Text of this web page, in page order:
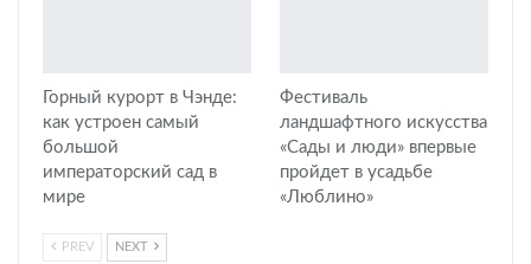
Горный курорт в Чэнде:
как устроен самый
большой
императорский сад в
мире
Фестиваль
ландшафтного искусства
«Сады и люди» впервые
пройдет в усадьбе
«Люблино»
PREV NEXT